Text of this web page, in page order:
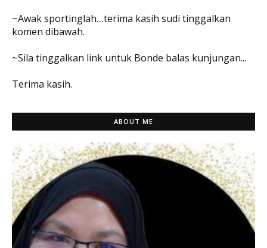
~Awak sportinglah....terima kasih sudi tinggalkan
komen dibawah.
~Sila tinggalkan link untuk Bonde balas kunjungan...
Terima kasih.
ABOUT ME